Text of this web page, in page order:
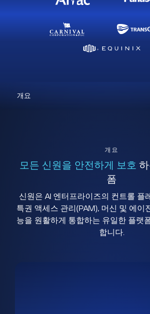
개요
모든 신원을 안전하게 보호
폼
신원은 AI 엔터프라이즈의 컨트롤 플
특권 액세스 관리(PAM), 머신 및 에이
능을 원활하게 통합하는 유일한 플랫
합니다.